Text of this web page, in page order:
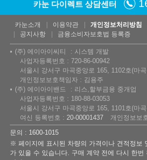
카눈 다이렉트 상담센터
카눈소개 이용약관 개인정보처리방침
공지사항
금융소비자보호법 등록증
(주) 에이아이씨티 시스템 개발
사업자등록번호 : 720-86-00942
서울시 강서구 마곡중앙로 165, 1102호(마
개인정보보호책임자 : 김용주
(주) 에이아이밴드
리스,할부금융 중개업
사업자등록번호 : 180-88-03053
서울시 강서구 마곡중앙로 165, 1101호(마
여신 등록번호 : 20-00001437
개인정보보
문의 : 1600-1015
※ 페이지에 표시된 차량의 가격이나 견적정보
가 있을 수 있습니다. 구매 계약 전에 다시 한번